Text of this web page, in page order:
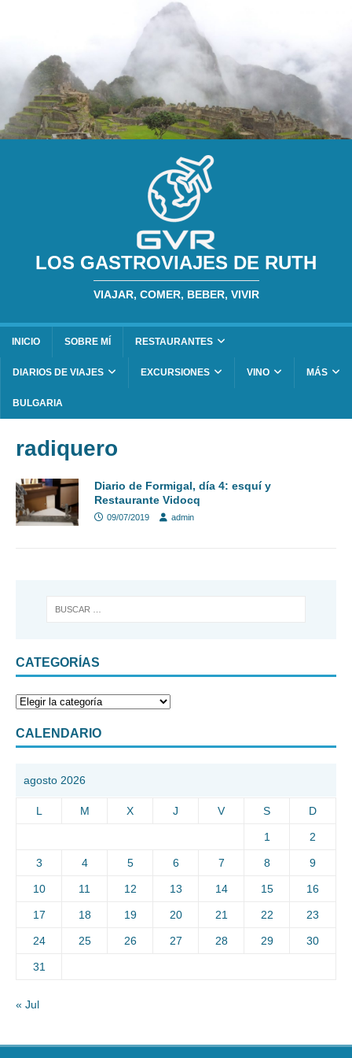
LOS GASTROVIAJES DE RUTH
VIAJAR, COMER, BEBER, VIVIR
INICIO SOBRE MÍ RESTAURANTES
DIARIOS DE VIAJES EXCURSIONES VINO MÁS
BULGARIA
radiquero
Diario de Formigal, día 4: esquí y
Restaurante Vidocq
09/07/2019 admin
CATEGORÍAS
CALENDARIO
agosto 2026
L M X J V S D
1 2
3 4 5 6 7 8 9
10 11 12 13 14 15 16
17 18 19 20 21 22 23
24 25 26 27 28 29 30
31
« Jul